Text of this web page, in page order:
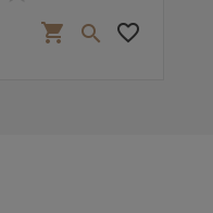
shopping_cart  favorite_border